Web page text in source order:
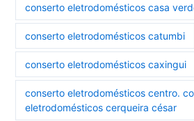
conserto eletrodomésticos casa
conserto eletrodomésticos catumbi
conserto eletrodomésticos caxingui
conserto eletrodomésticos centro.
eletrodomésticos cerqueira césar